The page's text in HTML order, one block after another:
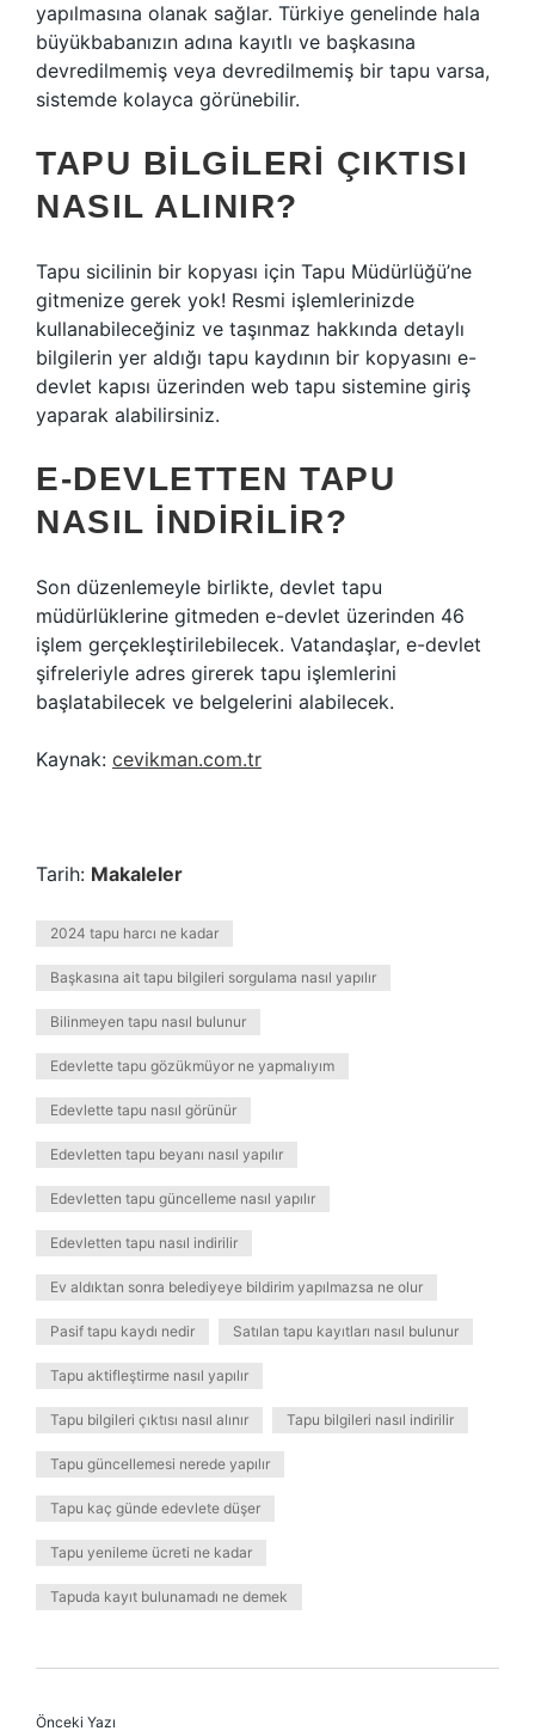
yapılmasına olanak sağlar. Türkiye genelinde hala
büyükbabanızın adına kayıtlı ve başkasına
devredilmemiş veya devredilmemiş bir tapu varsa,
sistemde kolayca görünebilir.
TAPU BILGILERI ÇIKTISI
NASIL ALINIR?
Tapu sicilinin bir kopyası için Tapu Müdürlüğü’ne
gitmenize gerek yok! Resmi işlemlerinizde
kullanabileceğiniz ve taşınmaz hakkında detaylı
bilgilerin yer aldığı tapu kaydının bir kopyasını e-
devlet kapısı üzerinden web tapu sistemine giriş
yaparak alabilirsiniz.
E-DEVLETTEN TAPU
NASIL INDIRILIR?
Son düzenlemeyle birlikte, devlet tapu
müdürlüklerine gitmeden e-devlet üzerinden 46
işlem gerçekleştirilebilecek. Vatandaşlar, e-devlet
şifreleriyle adres girerek tapu işlemlerini
başlatabilecek ve belgelerini alabilecek.
Kaynak: cevikman.com.tr
Tarih: Makaleler
2024 tapu harcı ne kadar
Başkasına ait tapu bilgileri sorgulama nasıl yapılır
Bilinmeyen tapu nasıl bulunur
Edevlette tapu gözükmüyor ne yapmalıyım
Edevlette tapu nasıl görünür
Edevletten tapu beyanı nasıl yapılır
Edevletten tapu güncelleme nasıl yapılır
Edevletten tapu nasıl indirilir
Ev aldıktan sonra belediyeye bildirim yapılmazsa ne olur
Pasif tapu kaydı nedir Satılan tapu kayıtları nasıl bulunur
Tapu aktifleştirme nasıl yapılır
Tapu bilgileri çıktısı nasıl alınır Tapu bilgileri nasıl indirilir
Tapu güncellemesi nerede yapılır
Tapu kaç günde edevlete düşer
Tapu yenileme ücreti ne kadar
Tapuda kayıt bulunamadı ne demek
Önceki Yazı